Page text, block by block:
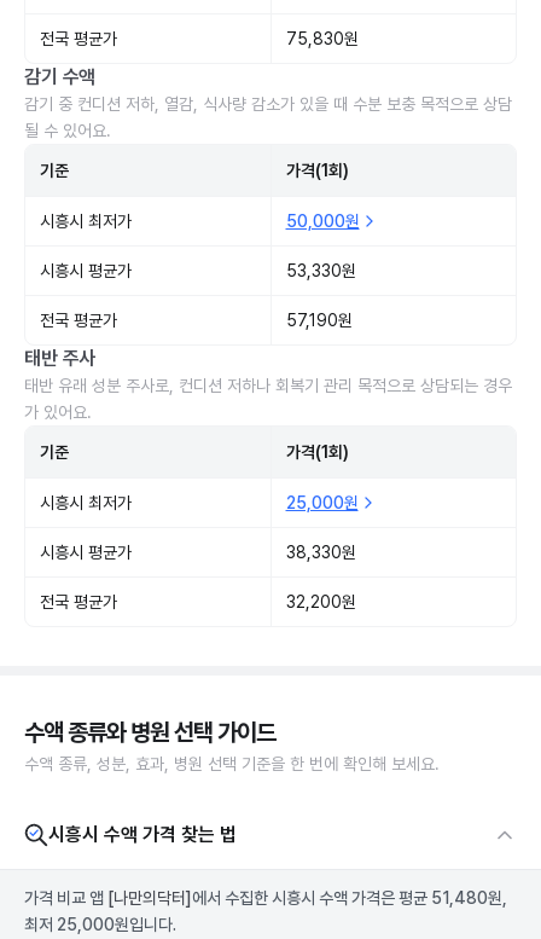
전국 평균가 75,830원
감기 수액
감기 중 컨디션 저하, 열감, 식사량 감소가 있을 때 수분 보충 목적으로 상담
될 수 있어요.
기준 가격(1회)
시흥시 최저가 50,000원
시흥시 평균가 53,330원
전국 평균가 57,190원
태반 주사
태반 유래 성분 주사로, 컨디션 저하나 회복기 관리 목적으로 상담되는 경우
가 있어요.
기준 가격(1회)
시흥시 최저가 25,000원
시흥시 평균가 38,330원
전국 평균가 32,200원
수액 종류와 병원 선택 가이드
수액 종류, 성분, 효과, 병원 선택 기준을 한 번에 확인해 보세요.
시흥시 수액 가격 찾는 법
가격 비교 앱 [나만의닥터] 에서 수집한 시흥시 수액 가격은 평균 51,480원,
최저 25,000원입니다.